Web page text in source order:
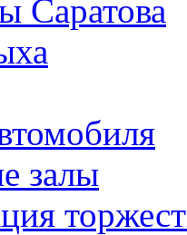
Саратова
залы